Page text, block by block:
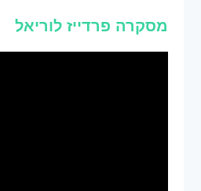
מסקרה פרדייז לוריאל